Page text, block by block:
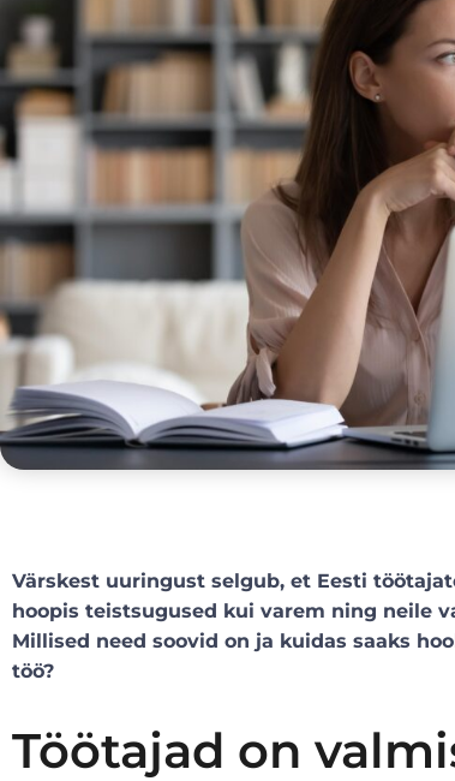
Värskest uuringust selgub, et Eesti
hoopis teistsugused kui varem ning neile
Millised need soovid on ja kuidas saaks
töö?
Töötajad on